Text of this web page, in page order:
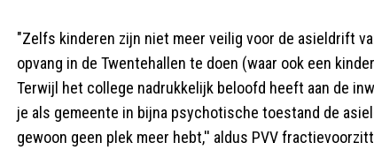
"Zelfs kinderen zijn niet meer veilig voor de asieldrift
opvang in de Twentehallen te doen (waar ook een
Terwijl het college nadrukkelijk beloofd heeft aan de
je als gemeente in bijna psychotische toestand de
gewoon geen plek meer hebt,'' aldus PVV